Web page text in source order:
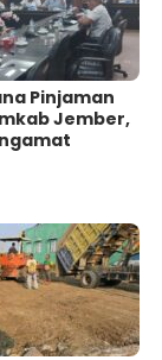
Pinjaman
Jember,